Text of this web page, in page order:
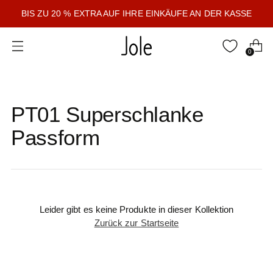
BIS ZU 20 % EXTRA AUF IHRE EINKÄUFE AN DER KASSE
0
PT01 Superschlanke
Passform
Leider gibt es keine Produkte in dieser Kollektion
Zurück zur Startseite